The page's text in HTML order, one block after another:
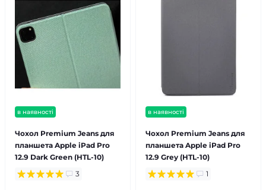
в наявності
Чохол Premium Jeans для
планшета Apple iPad Pro
12.9 Dark Green (HTL-10)
3
в наявності
Чохол Premium Jeans для
планшета Apple iPad Pro
12.9 Grey (HTL-10)
1